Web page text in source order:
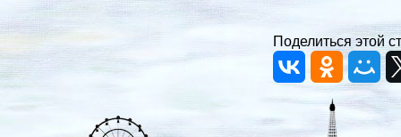
Поделиться этой